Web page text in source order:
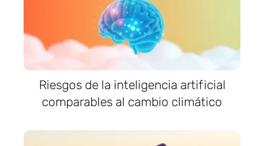
Riesgos de la inteligencia artificial
comparables al cambio climático